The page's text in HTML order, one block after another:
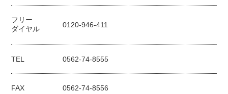
フリー
ダイヤル
0120-946-411
TEL 0562-74-8555
FAX 0562-74-8556